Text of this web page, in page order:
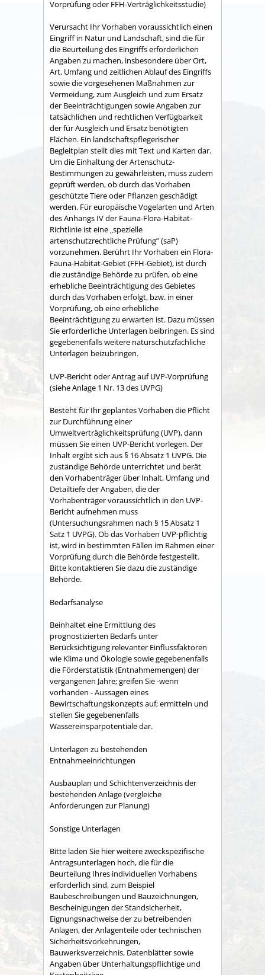
Vorprüfung oder FFH-Verträglichkeitsstudie)
Verursacht Ihr Vorhaben voraussichtlich einen
Eingriff in Natur und Landschaft, sind die für
die Beurteilung des Eingriffs erforderlichen
Angaben zu machen, insbesondere über Ort,
Art, Umfang und zeitlichen Ablauf des Eingriffs
sowie die vorgesehenen Maßnahmen zur
Vermeidung, zum Ausgleich und zum Ersatz
der Beeinträchtigungen sowie Angaben zur
tatsächlichen und rechtlichen Verfügbarkeit
der für Ausgleich und Ersatz benötigten
Flächen. Ein landschaftspflegerischer
Begleitplan stellt dies mit Text und Karten dar.
Um die Einhaltung der Artenschutz-
Bestimmungen zu gewährleisten, muss zudem
geprüft werden, ob durch das Vorhaben
geschützte Tiere oder Pflanzen geschädigt
werden. Für europäische Vogelarten und Arten
des Anhangs IV der Fauna-Flora-Habitat-
Richtlinie ist eine „spezielle
artenschutzrechtliche Prüfung” (saP)
vorzunehmen. Berührt Ihr Vorhaben ein Flora-
Fauna-Habitat-Gebiet (FFH-Gebiet), ist durch
die zuständige Behörde zu prüfen, ob eine
erhebliche Beeinträchtigung des Gebietes
durch das Vorhaben erfolgt, bzw. in einer
Vorprüfung, ob eine erhebliche
Beeinträchtigung zu erwarten ist. Dazu müssen
Sie erforderliche Unterlagen beibringen. Es sind
gegebenenfalls weitere naturschutzfachliche
Unterlagen beizubringen.
UVP-Bericht oder Antrag auf UVP-Vorprüfung
(siehe Anlage 1 Nr. 13 des UVPG)
Besteht für Ihr geplantes Vorhaben die Pflicht
zur Durchführung einer
Umweltverträglichkeitsprüfung (UVP), dann
müssen Sie einen UVP-Bericht vorlegen. Der
Inhalt ergibt sich aus § 16 Absatz 1 UVPG. Die
zuständige Behörde unterrichtet und berät
den Vorhabenträger über Inhalt, Umfang und
Detailtiefe der Angaben, die der
Vorhabenträger voraussichtlich in den UVP-
Bericht aufnehmen muss
(Untersuchungsrahmen nach § 15 Absatz 1
Satz 1 UVPG). Ob das Vorhaben UVP-pflichtig
ist, wird in bestimmten Fällen im Rahmen einer
Vorprüfung durch die Behörde festgestellt.
Bitte kontaktieren Sie dazu die zuständige
Behörde.
Bedarfsanalyse
Beinhaltet eine Ermittlung des
prognostizierten Bedarfs unter
Berücksichtigung relevanter Einflussfaktoren
wie Klima und Ökologie sowie gegebenenfalls
die Förderstatistik (Entnahmemengen) der
vergangenen Jahre; greifen Sie -wenn
vorhanden - Aussagen eines
Bewirtschaftungskonzepts auf; ermitteln und
stellen Sie gegebenenfalls
Wassereinsparpotentiale dar.
Unterlagen zu bestehenden
Entnahmeeinrichtungen
Ausbauplan und Schichtenverzeichnis der
bestehenden Anlage (vergleiche
Anforderungen zur Planung)
Sonstige Unterlagen
Bitte laden Sie hier weitere zweckspezifische
Antragsunterlagen hoch, die für die
Beurteilung Ihres individuellen Vorhabens
erforderlich sind, zum Beispiel
Baubeschreibungen und Bauzeichnungen,
Bescheinigungen der Standsicherheit,
Eignungsnachweise der zu betreibenden
Anlagen, der Anlagenteile oder technischen
Sicherheitsvorkehrungen,
Bauwerksverzeichnis, Datenblätter sowie
Angaben über Unterhaltungspflichtige und